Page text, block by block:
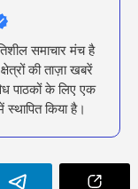
समाचार मंच है
की ताज़ा खबरें
पाठकों के लिए एक
किया है।